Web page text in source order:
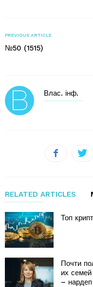
PREVIOUS ARTICLE
№50 (1515)
Влас. інф.
RELATED ARTICLES
Топ
Почти
их
–